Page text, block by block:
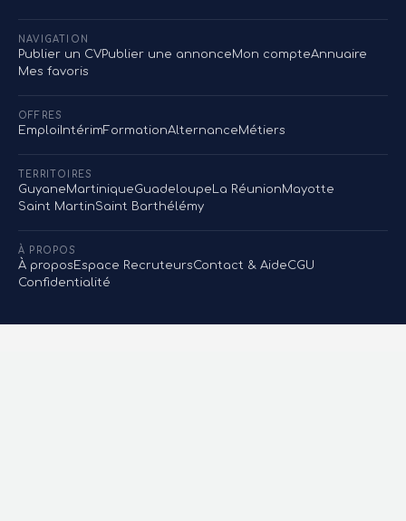
NAVIGATION
Publier un CVPublier une annonceMon compteAnnuaire
Mes favoris
OFFRES
EmploiIntérimFormationAlternanceMétiers
TERRITOIRES
GuyaneMartiniqueGuadeloupe La RéunionMayotte
Saint MartinSaint Barthélémy
À PROPOS
À propos Espace RecruteursContact & AideCGU
Confidentialité